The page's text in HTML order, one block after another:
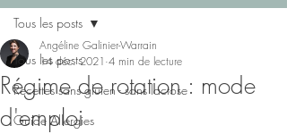
Tous les posts
Recettes sans gluten - sans lactose
Guide Allergies
Tous les posts
Régime de rotation : mode
d'emploi
Angéline Galinier-Warrain
14 déc. 2021 4 min de lecture